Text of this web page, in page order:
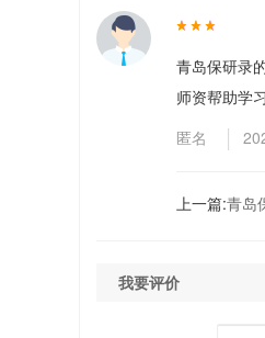
青岛保研录
师资帮助学
匿名
上一篇:青岛
我要评价